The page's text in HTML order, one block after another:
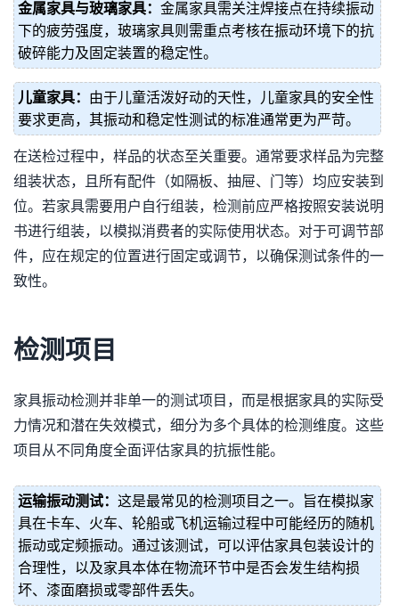
金属家具与玻璃家具： 金属家具需关注焊接点在持续振动
下的疲劳强度，玻璃家具则需重点考核在振动环境下的抗
破碎能力及固定装置的稳定性。
儿童家具： 由于儿童活泼好动的天性，儿童家具的安全性
要求更高，其振动和稳定性测试的标准通常更为严苛。
在送检过程中，样品的状态至关重要。通常要求样品为完整
组装状态，且所有配件（如隔板、抽屉、门等）均应安装到
位。若家具需要用户自行组装，检测前应严格按照安装说明
书进行组装，以模拟消费者的实际使用状态。对于可调节部
件，应在规定的位置进行固定或调节，以确保测试条件的一
致性。
检测项目
家具振动检测并非单一的测试项目，而是根据家具的实际受
力情况和潜在失效模式，细分为多个具体的检测维度。这些
项目从不同角度全面评估家具的抗振性能。
运输振动测试： 这是最常见的检测项目之一。旨在模拟家
具在卡车、火车、轮船或飞机运输过程中可能经历的随机
振动或定频振动。通过该测试，可以评估家具包装设计的
合理性，以及家具本体在物流环节中是否会发生结构损
坏、漆面磨损或零部件丢失。